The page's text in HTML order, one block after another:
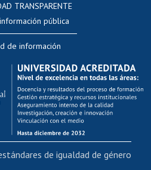
docente
académica
al AUCAI
os
de capacitación
del personal
movilidad interna
TRANSPARENTE
pública
de información
de igualdad de género